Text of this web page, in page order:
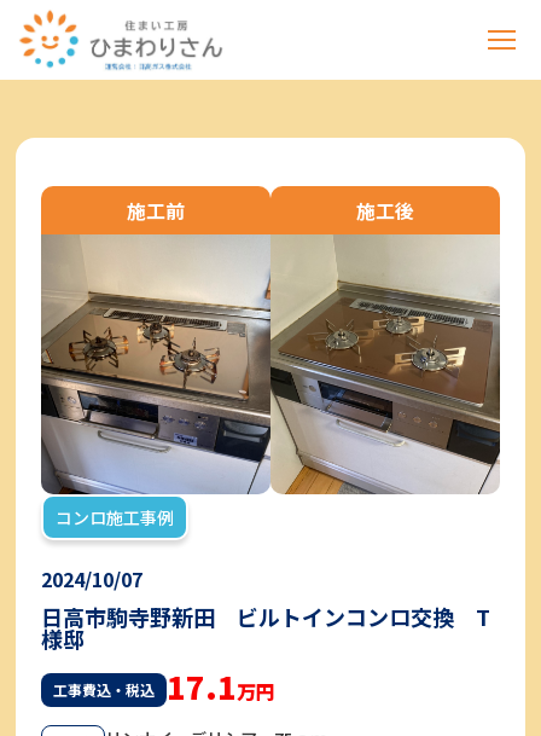
施工前 施工後
コンロ施工事例
2024/10/07
日高市駒寺野新田 ビルトインコンロ交換 T
様邸
工事費込・税込 17.1万円